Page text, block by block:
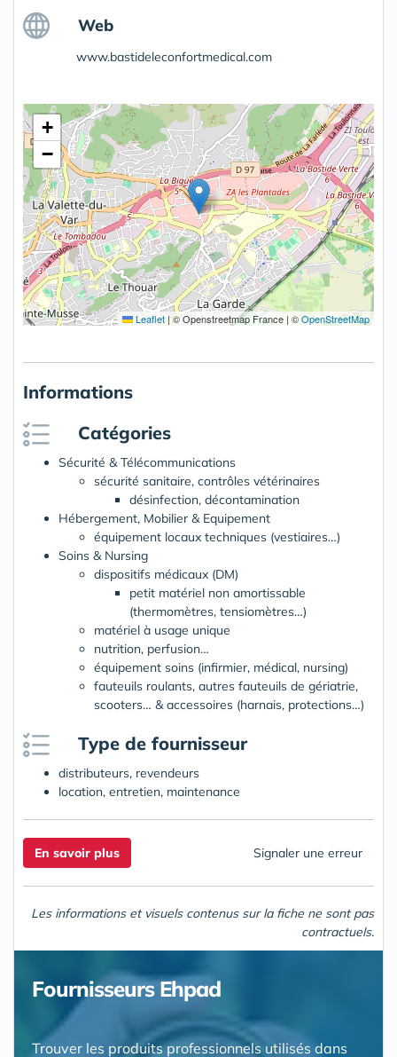
Web
www.bastideleconfortmedical.com
+
−
Leaflet|© Openstreetmap France | ©OpenStreetMap
Informations
Catégories
Sécurité & Télécommunications
sécurité sanitaire, contrôles vétérinaires
désinfection, décontamination
Hébergement, Mobilier & Equipement
équipement locaux techniques (vestiaires…)
Soins & Nursing
dispositifs médicaux (DM)
petit matériel non amortissable
(thermomètres, tensiomètres…)
matériel à usage unique
nutrition, perfusion…
équipement soins (infirmier, médical, nursing)
fauteuils roulants, autres fauteuils de gériatrie,
scooters… & accessoires (harnais, protections…)
Type de fournisseur
distributeurs, revendeurs
location, entretien, maintenance
Signaler une erreur
En savoir plus
Les informations et visuels contenus sur la fiche ne sont pas
contractuels.
Fournisseurs Ehpad
Trouver les produits professionnels utilisés dans